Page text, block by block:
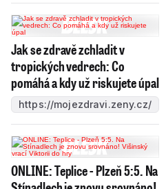
Jak se zdravě zchladit v
tropických vedrech: Co
pomáhá a kdy už riskujete úpal
https://mojezdravi.zeny.cz/
ONLINE: Teplice - Plzeň 5:5. Na